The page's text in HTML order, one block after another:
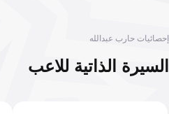
إحصائيات حارب عبدالله
السيرة الذاتية للاعب